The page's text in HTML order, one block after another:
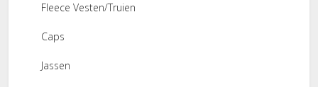
Fleece Vesten/Truien
Caps
Jassen